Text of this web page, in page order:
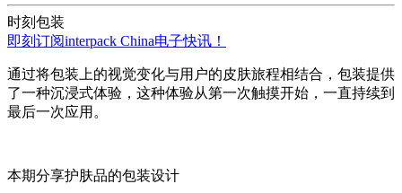
时刻包装
即刻订阅interpack China电子快讯！
通过将包装上的视觉变化与用户的皮肤旅程相结合，包装提供
了一种沉浸式体验，这种体验从第一次触摸开始，一直持续到
最后一次应用。
本期分享护肤品的包装设计